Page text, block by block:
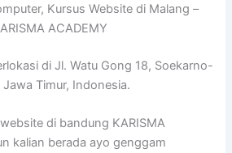
Kursus Website di Malang –
ACADEMY
di Jl. Watu Gong 18, Soekarno-
Timur, Indonesia.
di bandung KARISMA
kalian berada ayo genggam